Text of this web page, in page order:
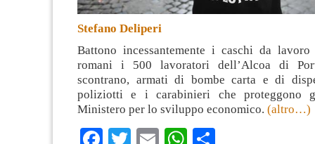
Stefano Deliperi
Battono incessantemente i caschi da
romani i 500 lavoratori dell’Alcoa di
scontrano, armati di bombe carta e di
poliziotti e i carabinieri che proteggono
Ministero per lo sviluppo economico. (altro…)